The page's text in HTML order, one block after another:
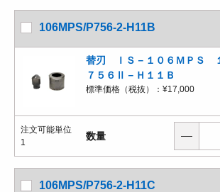
106MPS/P756-2-H11B
替刃 ＩＳ－１０６ＭＰＳ
７５６Ⅱ－Ｈ１１Ｂ
標準価格（税抜）： ¥17,000
注文可能単位
1
数量
106MPS/P756-2-H11C